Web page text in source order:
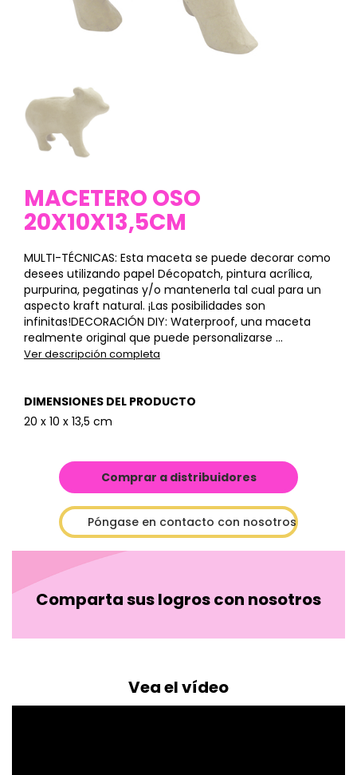
MACETERO OSO
20X10X13,5CM
MULTI-TÉCNICAS: Esta maceta se puede decorar como
desees utilizando papel Décopatch, pintura acrílica,
purpurina, pegatinas y/o mantenerla tal cual para un
aspecto kraft natural. ¡Las posibilidades son
infinitas!DECORACIÓN DIY: Waterproof, una maceta
realmente original que puede personalizarse ...
Ver descripción completa
DIMENSIONES DEL PRODUCTO
20 x 10 x 13,5 cm
Comprar a distribuidores
Póngase en contacto con nosotros
Comparta sus logros con nosotros
Vea el vídeo